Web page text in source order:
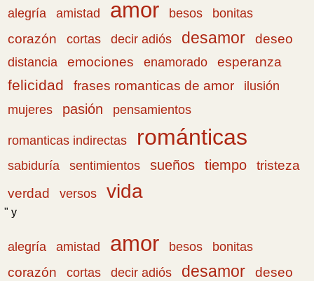
alegría amistad amor besos
bonitas
corazón
cortas decir adiós desamor deseo
distancia emociones enamorado esperanza
felicidad frases romanticas de amor
ilusión
mujeres
pasión pensamientos
romanticas indirectas románticas
sabiduría sentimientos sueños tiempo
tristeza
verdad
versos vida
" y
alegría amistad amor besos
bonitas
corazón
cortas decir adiós desamor deseo